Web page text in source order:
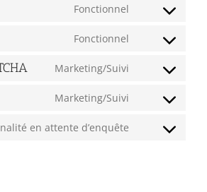
stream
Fonctionnel
Consent
service
Fonctionnel
Consent
service
Marketing/Suivi
Consent
service
recaptcha
Marketing/Suivi
Consent
service
en attente d’enquête
Consent